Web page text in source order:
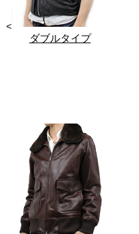
<
ダブルタイプ